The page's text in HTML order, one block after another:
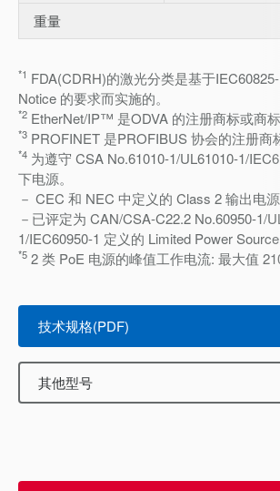
重量
*1 FDA(CDRH)的激光分类是基于
Notice 的要求而实施的。
*2 EtherNet/IP™ 是ODVA 的注册商标或商标
*3 PROFINET 是PROFIBUS 协会的注册商
*4 为遵守 CSA No.61010-1/UL61010-1/
下电源。
－ CEC 和 NEC 中定义的 Class 2 输出电
－已评定为 CAN/CSA-C22.2 No.60950-1/
1/IEC60950-1 定义的 Limited Power Source
*5 2 类 PoE 电源的峰值工作电流: 最大值
技术规格(PDF)
其他型号